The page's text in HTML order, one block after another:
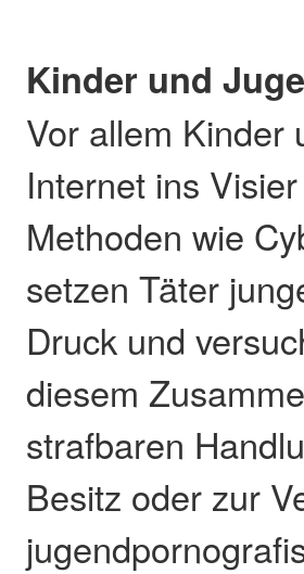
Kinder und
Vor allem Kinder
Internet ins
Methoden wie
setzen Täter
Druck und
diesem
strafbaren
Besitz oder zur